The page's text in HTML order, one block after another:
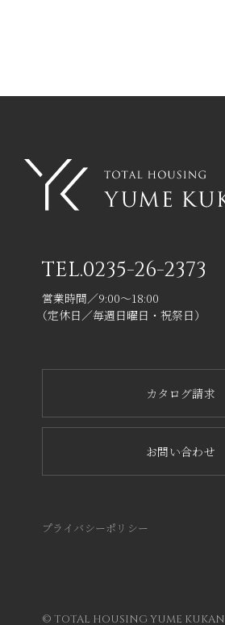
TEL.0235-26-2373
営業時間／9:00～18:00
（定休日／毎週日曜日・祝祭日）
カタログ請求
お問い合わせ
プライバシーポリシー
© TOTAL HOUSING YUME KUKAN